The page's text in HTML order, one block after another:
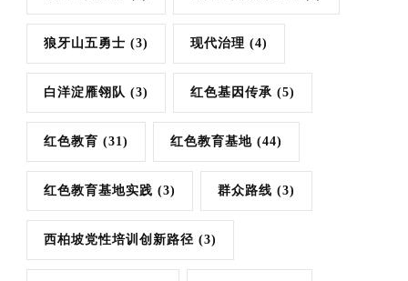
狼牙山五勇士 (3) 现代治理 (4)
白洋淀雁翎队 (3) 红色基因传承 (5)
红色教育 (31) 红色教育基地 (44)
红色教育基地实践 (3) 群众路线 (3)
西柏坡党性培训创新路径 (3)